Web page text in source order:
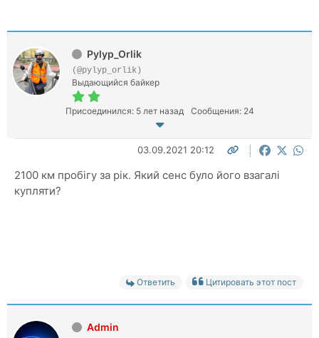
Pylyp_Orlik
(@pylyp_orlik)
Выдающийся байкер
Присоединился: 5 лет назад Сообщения: 24
03.09.2021 20:12
2100 км пробігу за рік. Який сенс було його взагалі
купляти?
Ответить Цитировать этот пост
Admin